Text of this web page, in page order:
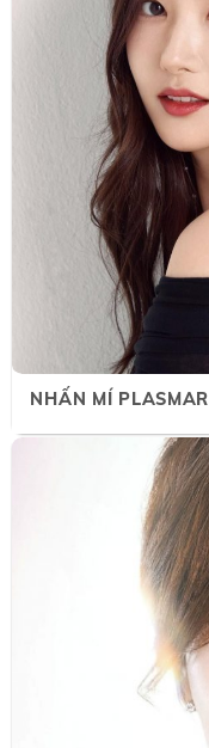
NHẤN MÍ PLASMAR